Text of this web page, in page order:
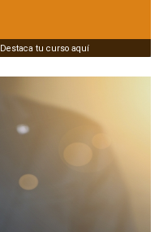
Destaca tu curso aquí